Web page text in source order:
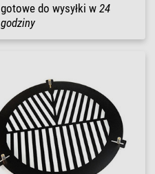
gotowe do wysyłki w 24
godziny